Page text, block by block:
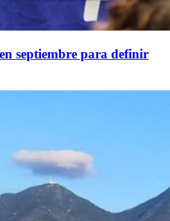
septiembre para definir